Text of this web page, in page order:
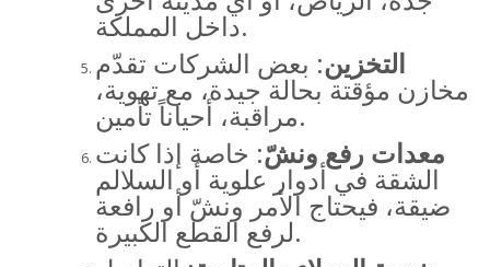
داخل المملكة.
التخزين: بعض الشركات تقدّم
مخازن مؤقتة بحالة جيدة، مع تهوية،
مراقبة، أحياناً تأمين.
معدات رفع ونشّ: خاصة إذا كانت
الشقة في أدوار علوية أو السلالم
ضيقة، فيحتاج الأمر ونشّ أو رافعة
لرفع القطع الكبيرة.